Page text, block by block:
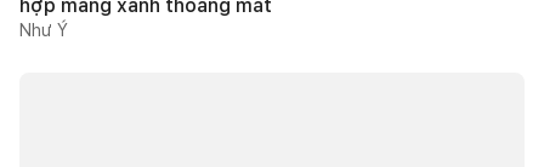
hợp mảng xanh thoáng mát
Như Ý